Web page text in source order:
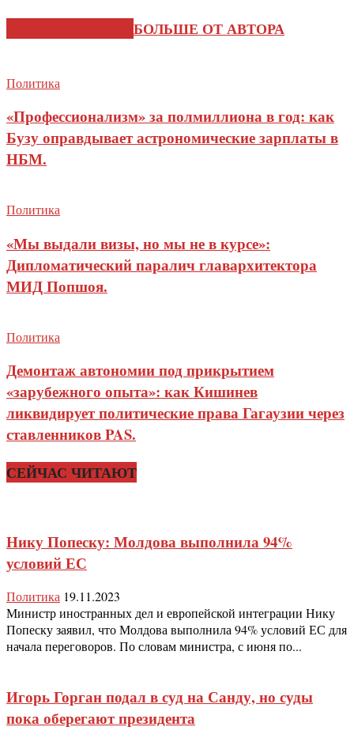
БОЛЬШЕ ОТ АВТОРА
Политика
«Профессионализм» за полмиллиона в год: как
Бузу оправдывает астрономические зарплаты в
НБМ.
Политика
«Мы выдали визы, но мы не в курсе»:
Дипломатический паралич главархитектора
МИД Попшоя.
Политика
Демонтаж автономии под прикрытием
«зарубежного опыта»: как Кишинев
ликвидирует политические права Гагаузии через
ставленников PAS.
СЕЙЧАС ЧИТАЮТ
Нику Попеску: Молдова выполнила 94%
условий ЕС
Политика 19.11.2023
Министр иностранных дел и европейской интеграции Нику
Попеску заявил, что Молдова выполнила 94% условий ЕС для
начала переговоров. По словам министра, с июня по...
Игорь Горган подал в суд на Санду, но суды
пока оберегают президента